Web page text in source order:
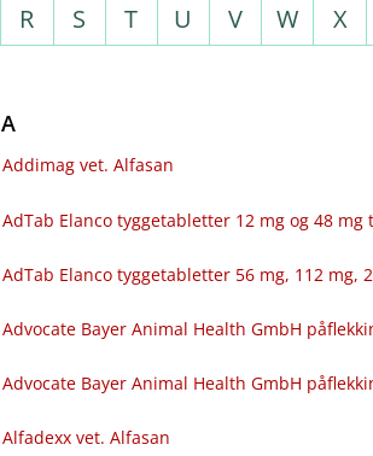
R
S T U V W X
A
Addimag vet. Alfasan
AdTab Elanco tyggetabletter 12 mg og 48 mg
AdTab Elanco tyggetabletter 56 mg, 112 mg,
Advocate Bayer Animal Health GmbH
Advocate Bayer Animal Health GmbH
Alfadexx vet. Alfasan